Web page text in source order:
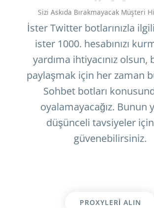
Sizi Askıda Bırakmayacak Müşteri
İster Twitter botlarınızla
ister 1000. hesabınızı
yardıma ihtiyacınız olsun,
paylaşmak için her zaman
Sohbet botları
oyalamayacağız. Bunun
düşünceli tavsiyeler
güvenebilirsiniz.
PROXYLERI ALIN